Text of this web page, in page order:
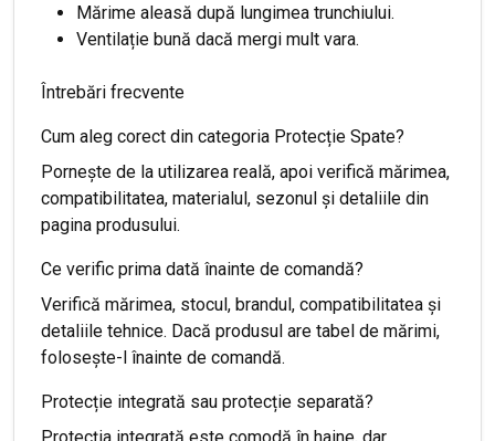
Mărime aleasă după lungimea trunchiului.
Ventilație bună dacă mergi mult vara.
Întrebări frecvente
Cum aleg corect din categoria Protecție Spate?
Pornește de la utilizarea reală, apoi verifică mărimea,
compatibilitatea, materialul, sezonul și detaliile din
pagina produsului.
Ce verific prima dată înainte de comandă?
Verifică mărimea, stocul, brandul, compatibilitatea și
detaliile tehnice. Dacă produsul are tabel de mărimi,
folosește-l înainte de comandă.
Protecție integrată sau protecție separată?
Protecția integrată este comodă în haine, dar